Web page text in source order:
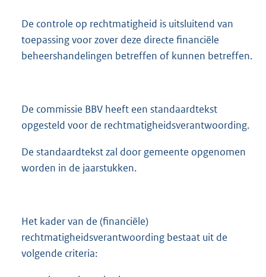
De controle op rechtmatigheid is uitsluitend van
toepassing voor zover deze directe financiële
beheershandelingen betreffen of kunnen betreffen.
De commissie BBV heeft een standaardtekst
opgesteld voor de rechtmatigheidsverantwoording.
De standaardtekst zal door gemeente opgenomen
worden in de jaarstukken.
Het kader van de (financiële)
rechtmatigheidsverantwoording bestaat uit de
volgende criteria: